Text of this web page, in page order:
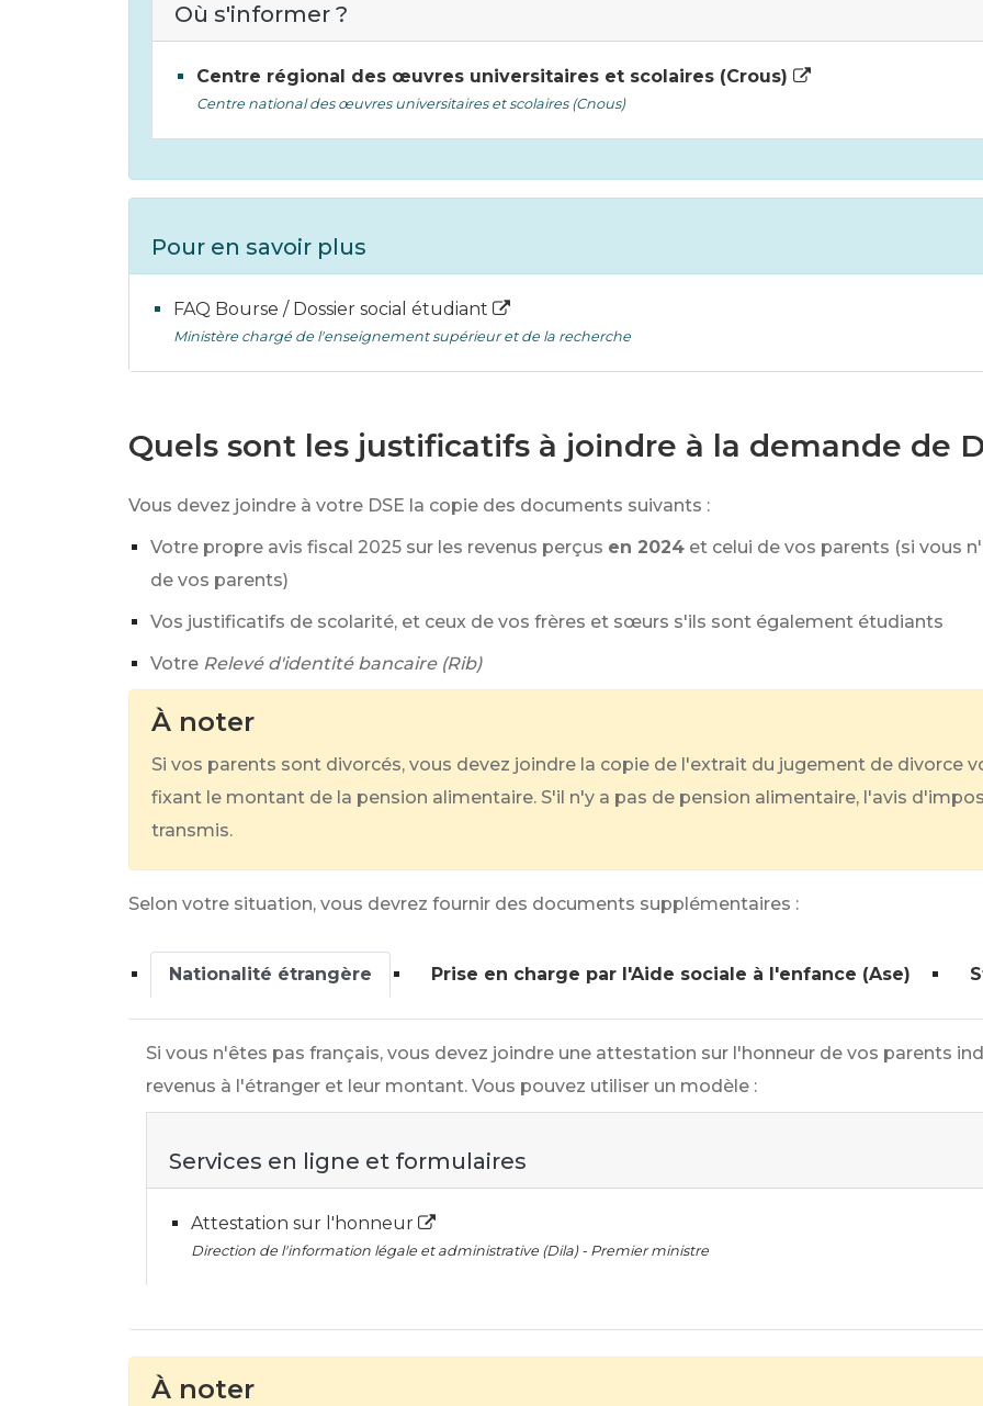
Où s'informer ?
Centre régional des œuvres universitaires et scolaires (Crous)
Centre national des œuvres universitaires et scolaires (Cnous)
Pour en savoir plus
FAQ Bourse / Dossier social étudiant
Ministère chargé de l'enseignement supérieur et de la recherche
Quels sont les justificatifs à joindre à la demande de
Vous devez joindre à votre DSE la copie des documents suivants :
Votre propre avis fiscal 2025 sur les revenus perçus en 2024 et celui de vos parents (si vous
de vos parents)
Vos justificatifs de scolarité, et ceux de vos frères et sœurs s'ils sont également étudiants
Votre Relevé d'identité bancaire (Rib)
À noter
Si vos parents sont divorcés, vous devez joindre la copie de l'extrait du jugement de divorce
fixant le montant de la pension alimentaire. S'il n'y a pas de pension alimentaire, l'avis
transmis.
Selon votre situation, vous devrez fournir des documents supplémentaires :
Nationalité étrangère Prise en charge par l'Aide sociale à l'enfance (Ase)
Si vous n'êtes pas français, vous devez joindre une attestation sur l'honneur de vos parents
revenus à l'étranger et leur montant. Vous pouvez utiliser un modèle :
Services en ligne et formulaires
Attestation sur l'honneur
Direction de l'information légale et administrative (Dila) - Premier ministre
À noter